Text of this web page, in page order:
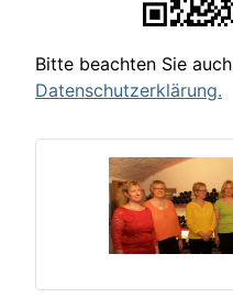
Bitte beachten Sie
Datenschutzerklärung.